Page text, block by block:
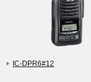
IC-DPR6#12